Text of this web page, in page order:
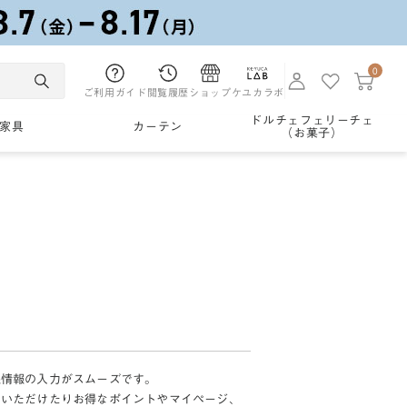
ご利用ガイド 閲覧履歴 ショップケユカラボ
0
家具 カーテン
ドルチェフェリーチェ
（お菓子）
報の入力がスムーズです。
ただけたりお得なポイントやマイページ、